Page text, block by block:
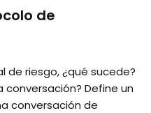
de
riesgo, ¿qué sucede?
conversación? Define un
conversación de